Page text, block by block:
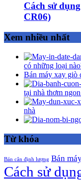
Cách sử
CR06)
Xem nhiều nhất
có những loại
Bán máy xay giò
tại nhà thơm
nhà
Từ khóa
Bán cân định lượng Bán
Cách sử